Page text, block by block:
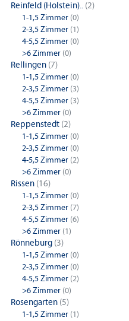
Reinfeld (Holstein).. (2)
1-1,5 Zimmer (0)
2-3,5 Zimmer (1)
4-5,5 Zimmer (0)
>6 Zimmer (0)
Rellingen (7)
1-1,5 Zimmer (0)
2-3,5 Zimmer (3)
4-5,5 Zimmer (3)
>6 Zimmer (0)
Reppenstedt (2)
1-1,5 Zimmer (0)
2-3,5 Zimmer (0)
4-5,5 Zimmer (2)
>6 Zimmer (0)
Rissen (16)
1-1,5 Zimmer (0)
2-3,5 Zimmer (7)
4-5,5 Zimmer (6)
>6 Zimmer (1)
Rönneburg (3)
1-1,5 Zimmer (0)
2-3,5 Zimmer (0)
4-5,5 Zimmer (2)
>6 Zimmer (0)
Rosengarten (5)
1-1,5 Zimmer (1)